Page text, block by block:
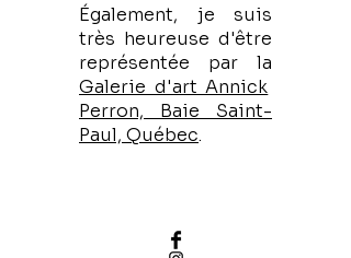
Également, je suis
très heureuse d'être
représentée par la
Galerie d'art Annick
Perron, Baie Saint-
Paul, Québec.